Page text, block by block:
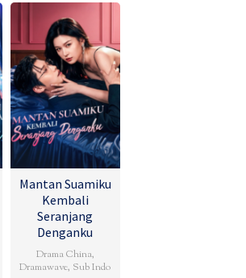
Mantan Suamiku
Kembali
Seranjang
Denganku
Drama China,
Dramawave, Sub Indo